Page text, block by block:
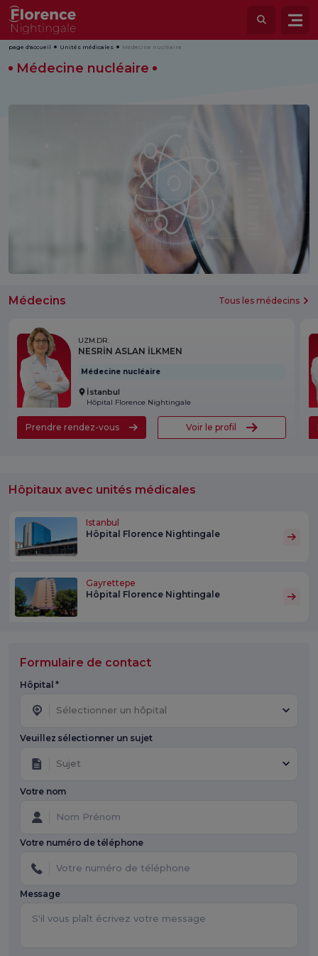
page d'accueil Unités médicales Médecine nucléaire
Médecine nucléaire
Médecins Tous les médecins
UZM.DR.
NESRİN ASLAN İLKMEN
Médecine nucléaire
İstanbul
Hôpital Florence Nightingale
Prendre rendez-vous Voir le profil
Hôpitaux avec unités médicales
Istanbul
Hôpital Florence Nightingale
Gayrettepe
Hôpital Florence Nightingale
Formulaire de contact
Hôpital *
Sélectionner un hôpital
Veuillez sélectionner un sujet
Sujet
Votre nom
Votre numéro de téléphone
Message